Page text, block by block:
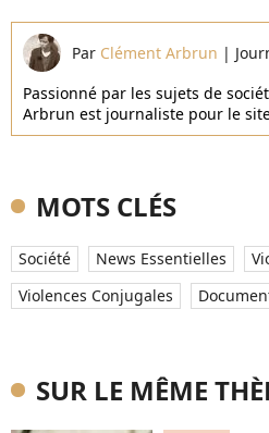
Par Clément Arbrun |
Passionné par les sujets de
Arbrun est journaliste pour le
MOTS CLÉS
Société News Essentielles
Violences Conjugales
SUR LE MÊME